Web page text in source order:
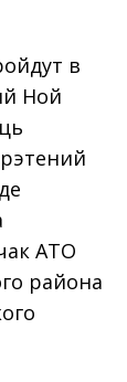
в
Ной
АТО
района